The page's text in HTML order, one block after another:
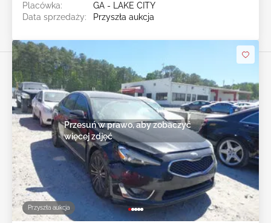
Placówka:
GA - LAKE CITY
Data sprzedaży:
Przyszła aukcja
Przyszła aukcja
Przesuń w prawo, aby zobaczyć
więcej zdjęć